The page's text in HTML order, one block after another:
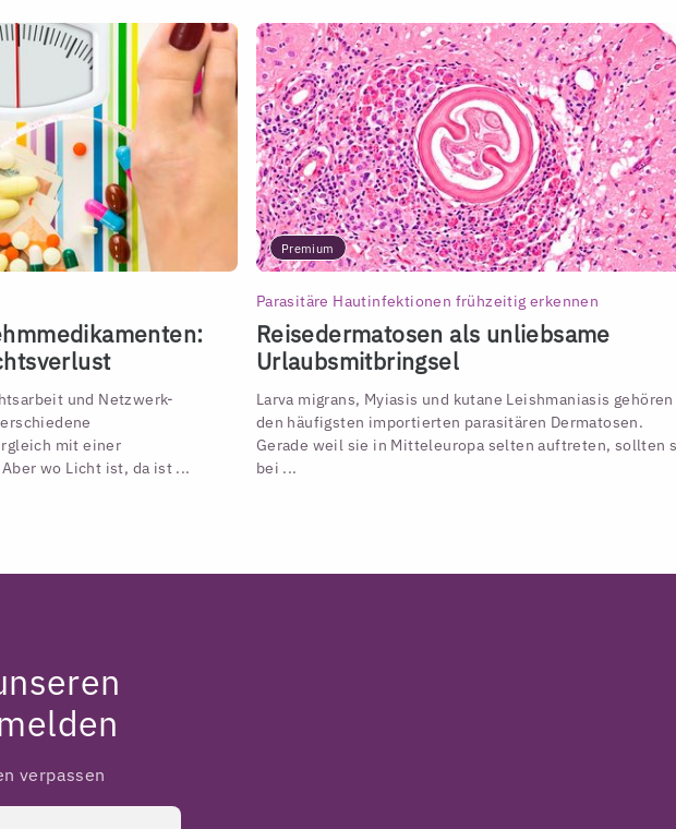
und Netzwerk-
mit einer
wo Licht ist, da ist ...
Premium
Parasitäre Hautinfektionen frühzeitig erkennen
Reisedermatosen als unliebsame
Urlaubsmitbringsel
Larva migrans, Myiasis und kutane Leishmaniasis
den häufigsten importierten parasitären Dermatosen.
Gerade weil sie in Mitteleuropa selten auftreten, sollten
bei ...
verpassen